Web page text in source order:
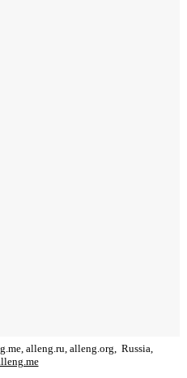
alleng.ru, alleng.org, Russia,